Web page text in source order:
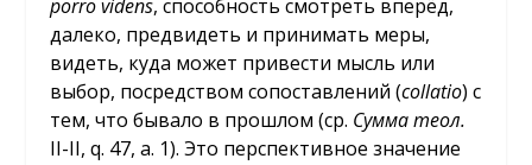
porro videns, способность смотреть вперёд,
далеко, предвидеть и принимать меры,
видеть, куда может привести мысль или
выбор, посредством сопоставлений (collatio) с
тем, что бывало в прошлом (ср. Сумма теол.
II-II, q. 47, a. 1). Это перспективное значение